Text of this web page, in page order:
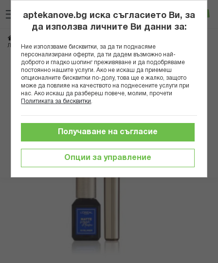
към
съдържанието
Вход
ЛОРЕАЛ ОЧНА ЛИНИЯ MATTE SIGNATURE 02 BLUE*
Преминете
края
aptekanove.bg иска съгласието Ви, за
да използва личните Ви данни за:
Ние използваме бисквитки, за да ти поднасяме
персонализирани оферти, да ти дадем възможно най-
доброто и гладко шопинг преживяване и да подобряваме
постоянно нашите услуги. Ако не искаш да приемеш
опционалните бисквитки по-долу, това ще е жалко, защото
може да повлияе на качеството на поднесените услуги при
нас. Ако искаш да разбереш повече, молим, прочети
Политиката за бисквитки
Опции за управление
Получаване на съгласие